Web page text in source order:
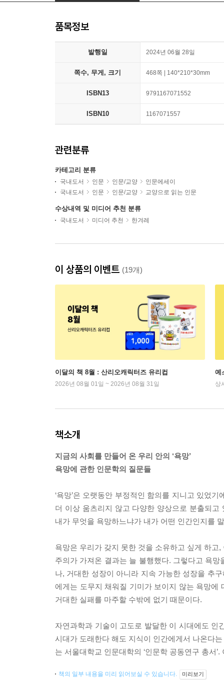
품목정보
발행일 2024년 06월 28일
쪽수, 무게, 크기 468쪽 | 140*210*30mm
ISBN13 9791167071552
ISBN10 1167071557
관련분류
카테고리 분류
국내도서 인문 인문/교양
인문에세이
국내도서
인문 인문/교양 교양으로 읽는 인문
수상내역 및 미디어 추천 분류
국내도서 미디어 추천 한겨레
이 상품의 이벤트 (19개)
이달의 책 8월 : 산리오캐릭터즈 유리컵
2026년 08월 01일 ~ 2026년 08월 31일
예
상
책소개
지금의 사회를 만들어 온 우리 안의 ‘욕망’
욕망에 관한 인문학의 질문들
‘욕망’은 오랫동안 부정적인 함의를 지니고 있었
더 이상 움츠리지 않고 다양한 양상으로 분출되고
내가 무엇을 욕망하느냐가 내가 어떤 인간인지를
욕망은 우리가 갖지 못한 것을 소유하고 싶게 하
주의가 가져온 결과는 늘 불행했다. 그렇다고 욕
나, 거대한 성장이 아니라 지속 가능한 성장을 추
에게는 도무지 채워질 기미가 보이지 않는 욕망
거대한 실패를 마주할 수밖에 없기 때문이다.
자연과학과 기술이 고도로 발달한 이 시대에도
시대가 도래한다 해도 지식이 인간에게서 나온다
는 서울대학교 인문대학의 ‘인문학 공동연구 총서’.
책의 일부 내용을 미리 읽어보실 수 있습니다. 미리보기